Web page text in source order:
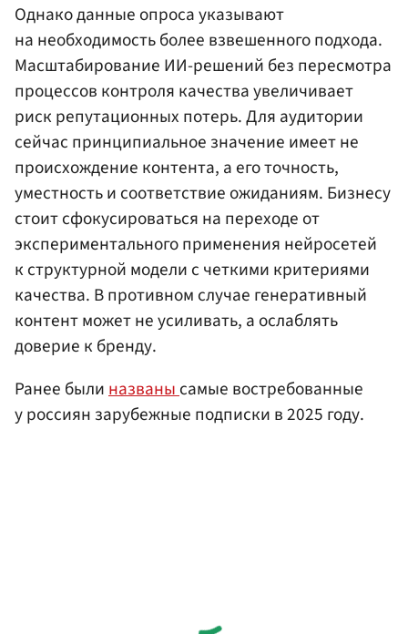
Однако данные опроса указывают
на необходимость более взвешенного подхода.
Масштабирование ИИ-решений без пересмотра
процессов контроля качества увеличивает
риск репутационных потерь. Для аудитории
сейчас принципиальное значение имеет не
происхождение контента, а его точность,
уместность и соответствие ожиданиям. Бизнесу
стоит сфокусироваться на переходе от
экспериментального применения нейросетей
к структурной модели с четкими критериями
качества. В противном случае генеративный
контент может не усиливать, а ослаблять
доверие к бренду.
Ранее былиназванысамые востребованные
у россиян зарубежные подписки в 2025 году.